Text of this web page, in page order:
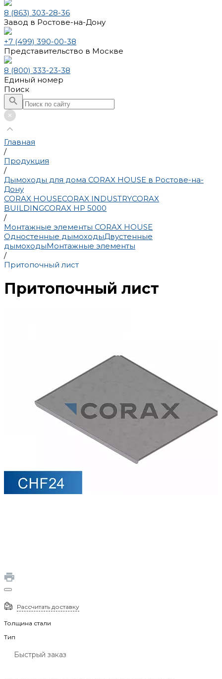
8 (863) 303-28-36
Завод в Ростове-на-Дону
+7 (499) 390-00-38
Представительство в Москве
8 (800) 333-23-38
Единый номер
Поиск
Главная
/
Продукция
/
Дымоходы для дома CORAX HOUSE в Ростове-на-
Дону
CORAX HOUSECORAX INDUSTRYCORAX
BUILDINGCORAX HP 5000
/
Монтажные элементы CORAX HOUSE
Одностенные дымоходыДвустенные
дымоходыМонтажные элементы
/
Притопочный лист
Притопочный лист
Рассчитать доставку
Толщина стали
Тип
Быстрый заказ